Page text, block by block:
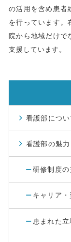
の活用を含め患者
を行っています。
院から地域だけで
支援しています。
看護部につい
看護部の魅力
研修制度の
キャリア
恵まれた立